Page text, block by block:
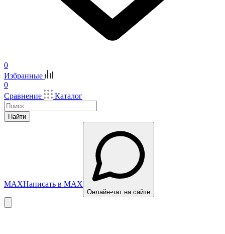
0
Избранные
0
Сравнение
Каталог
Найти
MAXНаписать в MAX
Онлайн-чат на сайте